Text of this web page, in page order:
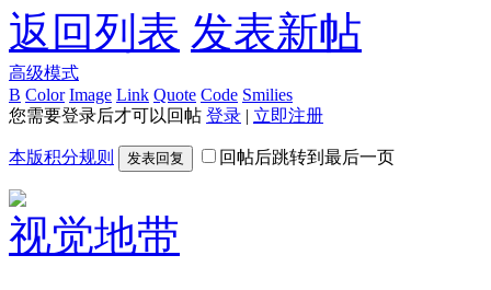
返回列表 发表新帖
高级模式
B Color Image Link Quote Code Smilies
您需要登录后才可以回帖 登录 | 立即注册
本版积分规则 发表回复 回帖后跳转到最后一页
视觉地带